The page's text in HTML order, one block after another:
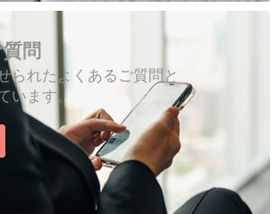
問
られたよくあるご質問と
います。